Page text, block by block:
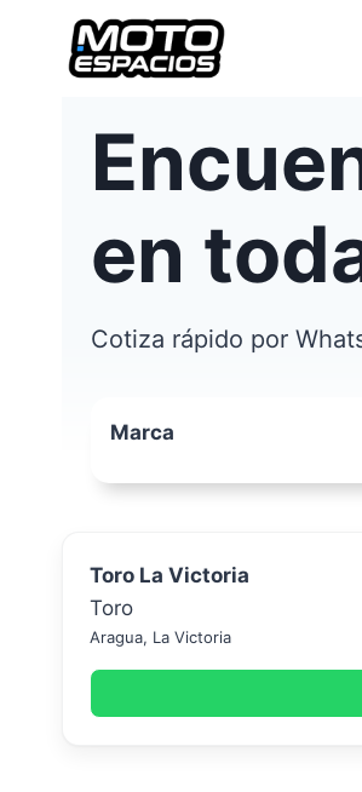
contenido
en
Cotiza rápido por
Marca
Toro La Victoria
Toro
Aragua, La Victoria